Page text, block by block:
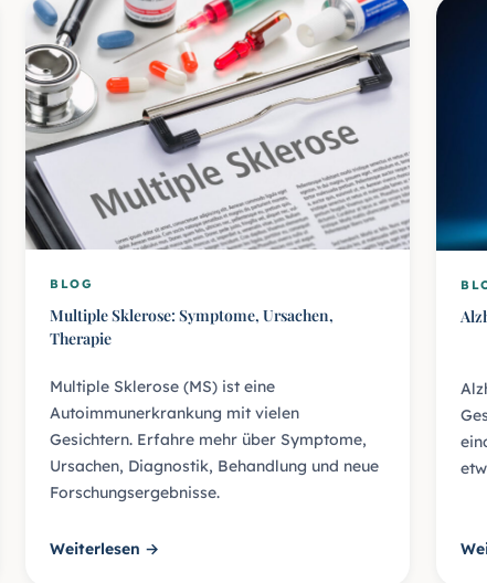
BLOG
Multiple Sklerose: Symptome, Ursachen,
Therapie
Multiple Sklerose (MS) ist eine
Autoimmunerkrankung mit vielen
Gesichtern. Erfahre mehr über Symptome,
Ursachen, Diagnostik, Behandlung und neue
Forschungsergebnisse.
Weiterlesen →